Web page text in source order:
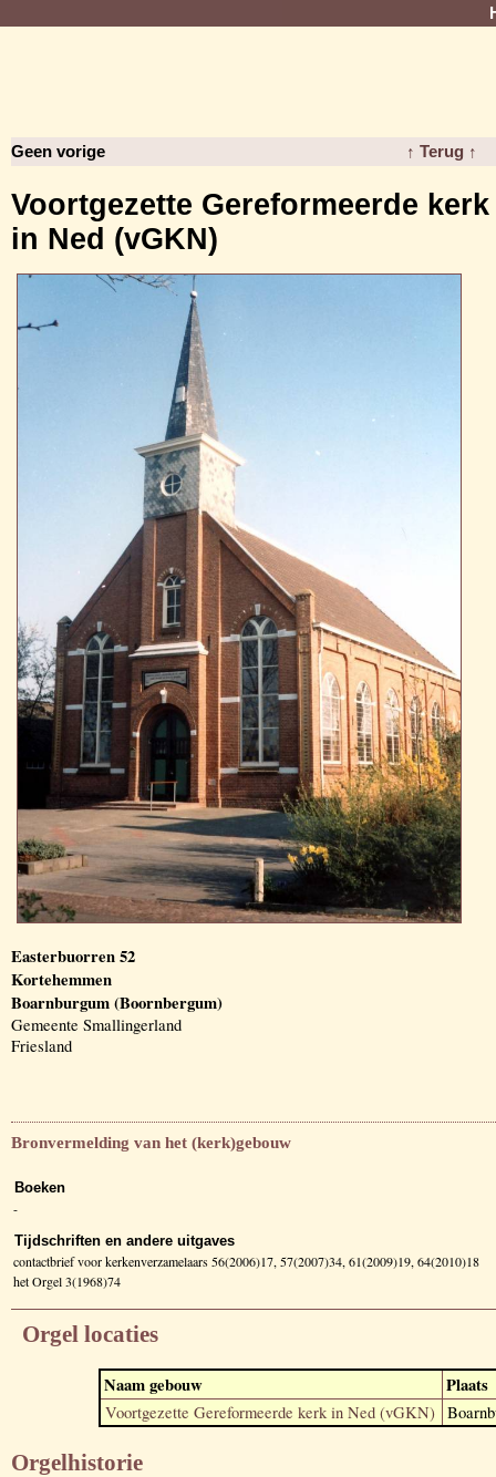
Geen vorige ↑ Terug ↑
Voortgezette Gereformeerde kerk
in Ned (vGKN)
Easterbuorren 52
Kortehemmen
Boarnburgum (Boornbergum)
Gemeente Smallingerland
Friesland
Bronvermelding van het (kerk)gebouw
Boeken
-
Tijdschriften en andere uitgaves
contactbrief voor kerkenverzamelaars 56(2006)17, 57(2007)34, 61(2009)19, 64(2010)18
het Orgel 3(1968)74
Orgel locaties
Naam gebouw Plaats
Voortgezette Gereformeerde kerk in Ned (vGKN)
Orgelhistorie